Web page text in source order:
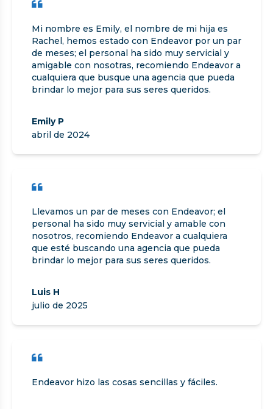
Mi nombre es Emily, el nombre de mi hija es
Rachel, hemos estado con Endeavor por un par
de meses; el personal ha sido muy servicial y
amigable con nosotras, recomiendo Endeavor a
cualquiera que busque una agencia que pueda
brindar lo mejor para sus seres queridos.
Emily P
abril de 2024
Llevamos un par de meses con Endeavor; el
personal ha sido muy servicial y amable con
nosotros, recomiendo Endeavor a cualquiera
que esté buscando una agencia que pueda
brindar lo mejor para sus seres queridos.
Luis H
julio de 2025
Endeavor hizo las cosas sencillas y fáciles.